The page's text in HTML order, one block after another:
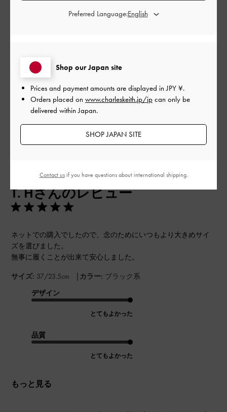
フィルター
並べ替え: 最新
ご利用者様
T. Hさんのレビュー
ネットでの購入でしたので、念のためにいつもより大きめサイ
ズを選びました。
無事に履くことが出来て安心しました。
サイズ: 37/23.5cm | カラー: ブラック系
デザイン
とてもよかった
品質
とてもよかった
もっと見る
日
Shop our Japan site
Prices and payment amounts are displayed inJPY ¥.
Orders placed on www.charleskeith.jp/jp can only be
delivered within Japan.
SHOP JAPAN SITE
Preferred Language:
Contact usif you have questions about international shipping.